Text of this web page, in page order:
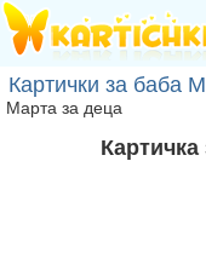
Картички за баба
Марта за деца